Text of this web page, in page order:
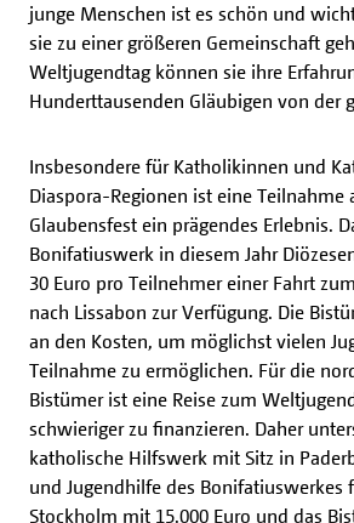
junge Menschen ist es schön und
sie zu einer größeren Gemeinschaft
Weltjugendtag können sie ihre
Hunderttausenden Gläubigen von der
Insbesondere für Katholikinnen und
Diaspora-Regionen ist eine Teilnahme
Glaubensfest ein prägendes Erlebnis.
Bonifatiuswerk in diesem Jahr
30 Euro pro Teilnehmer einer Fahrt
nach Lissabon zur Verfügung. Die
an den Kosten, um möglichst vielen
Teilnahme zu ermöglichen. Für die
Bistümer ist eine Reise zum
schwieriger zu finanzieren. Daher
katholische Hilfswerk mit Sitz in
und Jugendhilfe des Bonifatiuswerkes
Stockholm mit 15.000 Euro und das